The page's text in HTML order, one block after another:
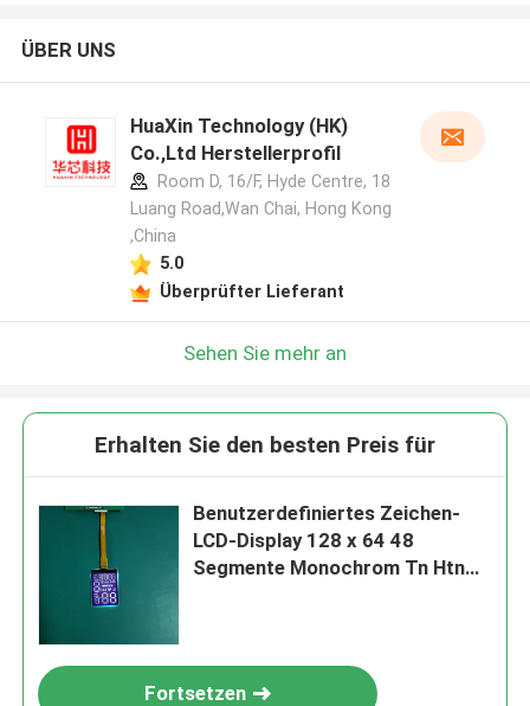
ÜBER UNS
HuaXin Technology (HK)
Co.,Ltd Herstellerprofil
Room D, 16/F, Hyde Centre, 18
Luang Road,Wan Chai, Hong Kong
,China
5.0
Überprüfter Lieferant
Sehen Sie mehr an
Erhalten Sie den besten Preis für
Benutzerdefiniertes Zeichen-
LCD-Display 128 x 64 48
Segmente Monochrom Tn Htn
Fortsetzen